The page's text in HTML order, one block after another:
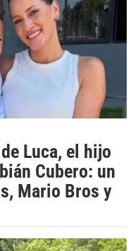
Luca, el hijo
Cubero: un
Mario Bros y